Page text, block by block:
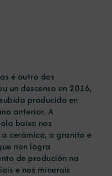
é outro dos
un descenso en 2016,
producida en
anterior. A
baixa nos
cerámica, o granito e
non logra
de produción na
e nos minerais